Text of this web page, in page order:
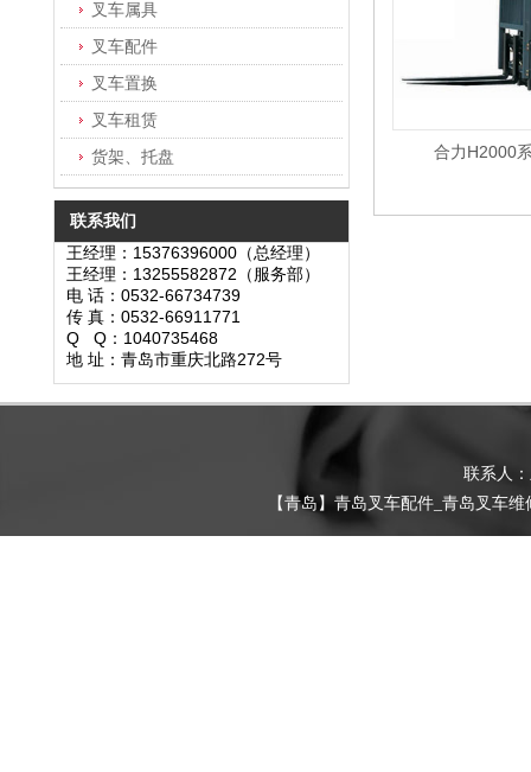
叉车属具
叉车配件
叉车置换
叉车租赁
货架、托盘
联系我们
王经理：15376396000（总经理）
王经理：13255582872（服务部）
电 话：0532-66734739
传 真：0532-66911771
Q Q：1040735468
地 址：青岛市重庆北路272号
合力H2000
联系人
【青岛】青岛叉车配件_青岛叉车